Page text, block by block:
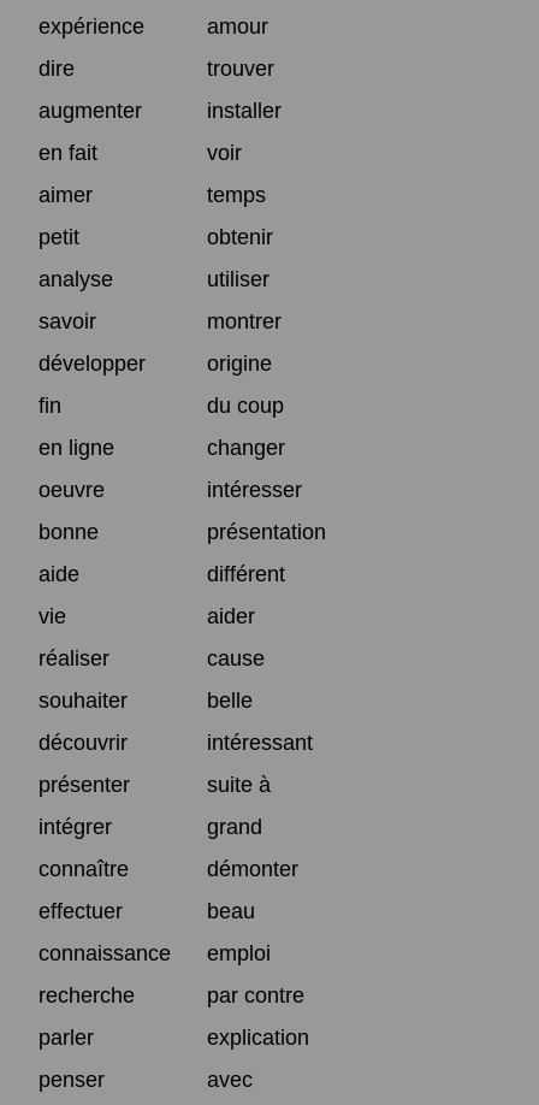
expérience
amour
dire
trouver
augmenter
installer
en fait
voir
aimer
temps
petit
obtenir
analyse
utiliser
savoir
montrer
développer
origine
fin
du coup
en ligne
changer
oeuvre
intéresser
bonne
présentation
aide
différent
vie
aider
réaliser
cause
souhaiter
belle
découvrir
intéressant
présenter
suite à
intégrer
grand
connaître
démonter
effectuer
beau
connaissance
emploi
recherche
par contre
parler
explication
penser
avec